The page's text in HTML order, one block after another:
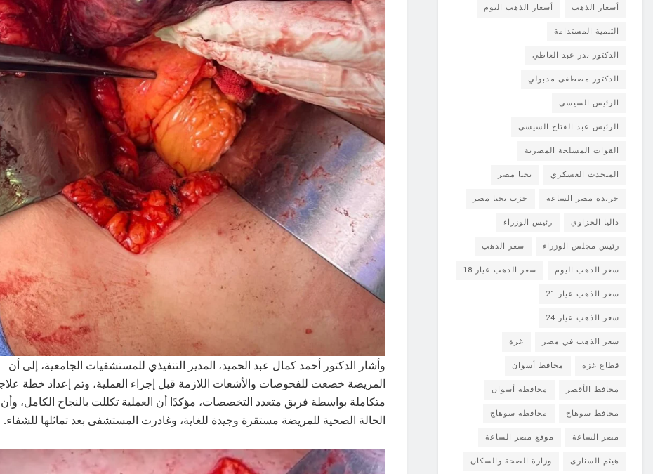
وأشار الدكتور أحمد كمال عبد الحميد، المدير التنفيذي للمستشفيات الجامعية، إلى أن
المريضة خضعت للفحوصات والأشعات اللازمة قبل إجراء العملية، وتم إعداد خطة
متكاملة بواسطة فريق متعدد التخصصات، مؤكدًا أن العملية تكللت بالنجاح الكامل، وأن
الحالة الصحية للمريضة مستقرة وجيدة للغاية، وغادرت المستشفى بعد تماثلها للشفاء.
أسعار الذهب أسعار الذهب اليوم
التنمية المستدامة
الدكتور بدر عبد العاطي
الدكتور مصطفى مدبولي
الرئيس السيسي
الرئيس عبد الفتاح السيسي
القوات المسلحة المصرية
المتحدث العسكري تحيا مصر
جريدة مصر الساعة حزب تحيا مصر
داليا الحزاوي رئيس الوزراء
رئيس مجلس الوزراء سعر الذهب
سعر الذهب اليوم سعر الذهب عيار 18
سعر الذهب عيار 21
سعر الذهب عيار 24
سعر الذهب في مصر غزة
قطاع غزة محافظ أسوان
محافظ الأقصر محافظة أسوان
محافظ سوهاج محافظه سوهاج
مصر الساعة موقع مصر الساعة
هيثم السنارى وزارة الصحة والسكان